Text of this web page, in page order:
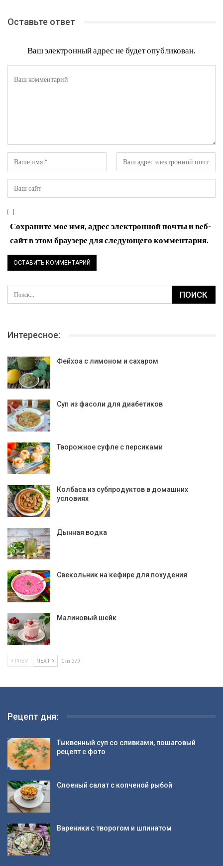
Оставьте ответ
Ваш электронный адрес не будет опубликован.
Сохраните мое имя, адрес электронной почты и веб-
сайт в этом браузере для следующего комментария.
Интересное:
Фейхоа с лимоном и сахаром
Суп из фасоли для диабетиков
Творожное суфле с персиками
Колбаса из субпродуктов в домашних
условиях
Дынная водка
Свекольник на кефире для похудения
Малиновый шейк
PREV NEXT 1 из 579
Рецепт дня:
Тыквенный суп со сливками, пошаговый
рецепт с фото
Слоеный салат с копченой рыбой
Вареники с творогом и шпинатом